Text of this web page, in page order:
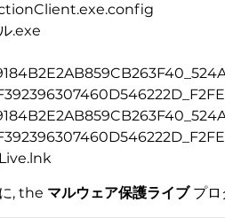
.exe
, the マルウェア保護ライブプロ